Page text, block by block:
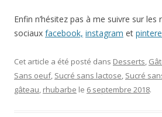
Enfin n’hésitez pas à me suivre sur les
sociaux facebook, instagram et
Cet article a été posté dans Desserts,
Sans oeuf, Sucré sans lactose, Sucré
gâteau, rhubarbe le 6 septembre 2018.